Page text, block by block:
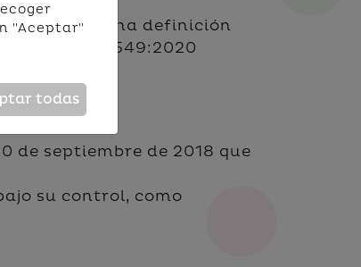
de una definición
EN 301549:2020
de septiembre de 2018 que
su control, como
"Aceptar"
todas